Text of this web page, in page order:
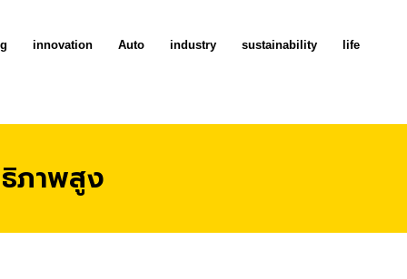
innovation Auto industry sustainability life
ภาพสูง